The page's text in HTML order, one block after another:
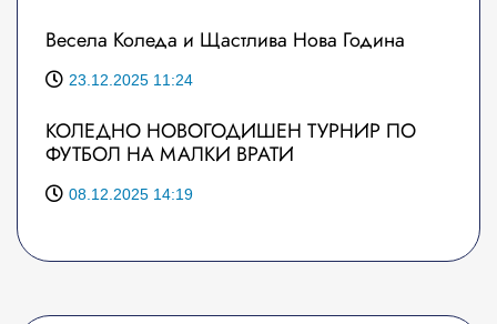
Весела Коледа и Щастлива Нова Година
23.12.2025 11:24
КОЛЕДНО НОВОГОДИШЕН ТУРНИР ПО
ФУТБОЛ НА МАЛКИ ВРАТИ
08.12.2025 14:19